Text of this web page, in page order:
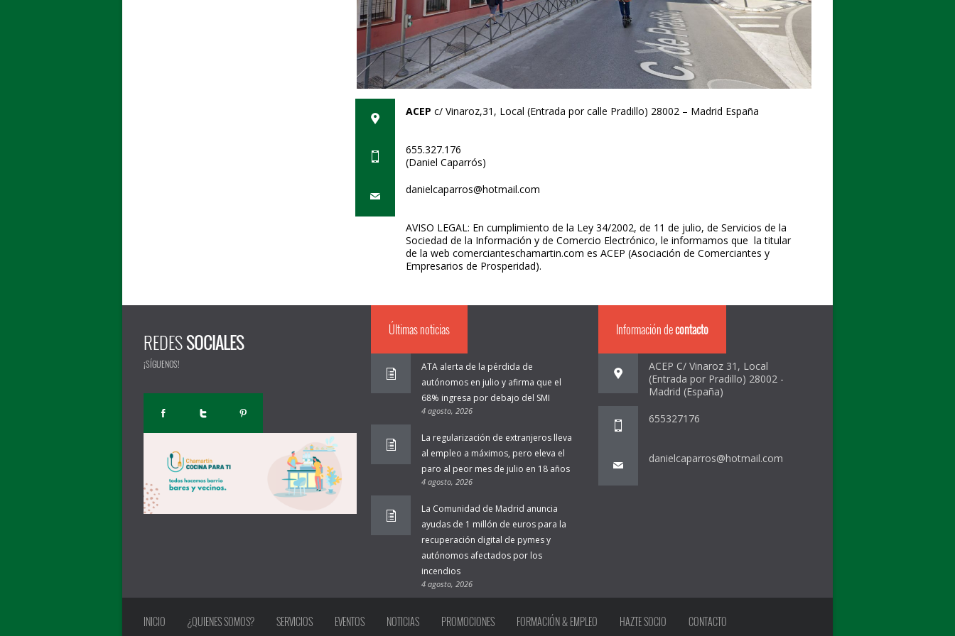
ACEP c/ Vinaroz,31, Local (Entrada por calle Pradillo) 28002 – Madrid España
655.327.176
(Daniel Caparrós)
danielcaparros@hotmail.com
AVISO LEGAL: En cumplimiento de la Ley 34/2002, de 11 de julio, de Servicios de la
Sociedad de la Información y de Comercio Electrónico, le informamos que la titular
de la web comercianteschamartin.com es ACEP (Asociación de Comerciantes y
Empresarios de Prosperidad).
REDESSOCIALES
¡SÍGUENOS!
Últimas noticias
ATA alerta de la pérdida de
autónomos en julio y afirma que el
68% ingresa por debajo del SMI
4 agosto, 2026
La regularización de extranjeros lleva
al empleo a máximos, pero eleva el
paro al peor mes de julio en 18 años
4 agosto, 2026
La Comunidad de Madrid anuncia
ayudas de 1 millón de euros para la
recuperación digital de pymes y
autónomos afectados por los
incendios
4 agosto, 2026
Información decontacto
ACEP C/ Vinaroz 31, Local
(Entrada por Pradillo) 28002 -
Madrid (España)
655327176
danielcaparros@hotmail.com
INICIO ¿QUIENES SOMOS? SERVICIOS EVENTOS NOTICIAS PROMOCIONES FORMACIÓN & EMPLEO HAZTE SOCIO CONTACTO